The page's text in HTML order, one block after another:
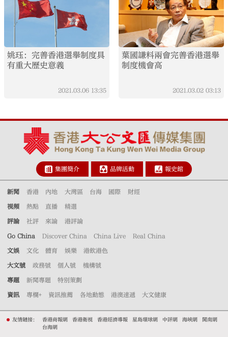
姚珏：完善香港選舉制度具
有重大歷史意義
2021.03.06 13:35
葉國謙料兩會完善香港選舉
制度機會高
2021.03.02 03:13
集團簡介 品牌活動 報史館
新聞 香港 內地 大灣區 台海 國際 財經
視頻 熱點 直播 精選
評論 社評 來論 港評論
Go China Discover China China Live Real China
文娛 文化 體育 娛樂 港飲港色
大文號 政務號 個人號 機構號
專題 新聞專題 特別策劃
資訊 專欄+ 資訊推薦 各地動態 港澳速遞 大文健康
友情鏈接： 香港商報網 香港衛視 香港經濟導報 星島環球網 中評網 海峽網
閩南網
台海網